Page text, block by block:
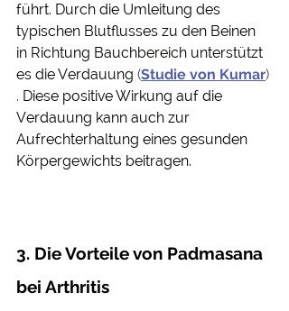
führt. Durch die Umleitung des
typischen Blutflusses zu den Beinen
in Richtung Bauchbereich unterstützt
es die Verdauung (Studie von Kumar)
. Diese positive Wirkung auf die
Verdauung kann auch zur
Aufrechterhaltung eines gesunden
Körpergewichts beitragen.
3. Die Vorteile von Padmasana
bei Arthritis